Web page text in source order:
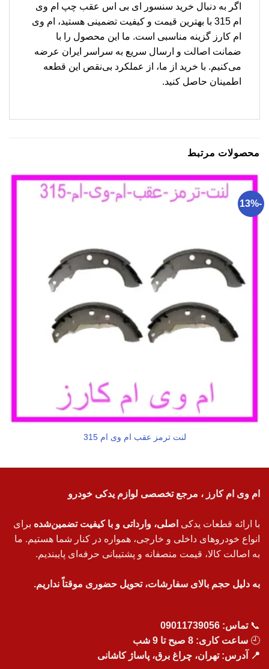
اگر به دنبال خرید سنسور ای بی اس عقب چپ ام وی
ام 315 با بهترین قیمت و کیفیت تضمینی هستید، ام وی
ام کارز گزینه مناسبی است. ما این محصول را با
ضمانت اصالت و ارسال سریع به سراسر ایران عرضه
می‌کنیم. با خرید از ما، از عملکرد بی‌نقص این قطعه
اطمینان حاصل کنید.
محصولات مرتبط
-13%
لنت ترمز عقب ام وی ام 315
ام وی ام کارز ، مرجع تخصصی لوازم یدکی خودرو
با ارائه قطعات یدکی اصلی، وارداتی و با کیفیت تضمین‌شده برای
انواع خودروهای داخلی و خارجی، همواره در کنار شما هستیم. ما
به اصالت کالا، قیمت منصفانه و پشتیبانی حرفه‌ای پایبندیم.
به دلیل حجم بالای سفارشات، تحویل حضوری موقتاً نداریم.
📞تماس: 09011739056
🕘 ساعت کاری: 8 صبح تا 9 شب
📍 آدرس: تهران، چراغ برق، پاساژ کاشانی